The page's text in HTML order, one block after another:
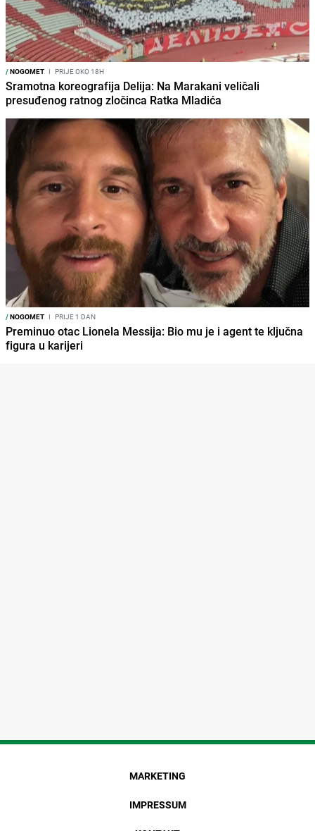
/NOGOMET I PRIJE OKO 18H
Sramotna koreografija Delija: Na Marakani veličali
presuđenog ratnog zločinca Ratka Mladića
/NOGOMET I PRIJE 1 DAN
Preminuo otac Lionela Messija: Bio mu je i agent te ključna
figura u karijeri
MARKETING
IMPRESSUM